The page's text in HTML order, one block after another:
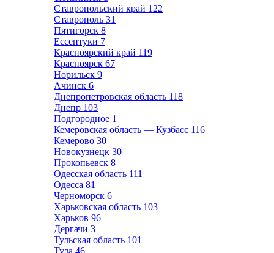
Ставропольский край 122
Ставрополь 31
Пятигорск 8
Ессентуки 7
Красноярский край 119
Красноярск 67
Норильск 9
Ачинск 6
Днепропетровская область 118
Днепр 103
Подгородное 1
Кемеровская область — Кузбасс 116
Кемерово 30
Новокузнецк 30
Прокопьевск 8
Одесская область 111
Одесса 81
Черноморск 6
Харьковская область 103
Харьков 96
Дергачи 3
Тульская область 101
Тула 46